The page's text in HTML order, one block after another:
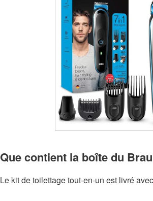
Que contient la boîte du
Le kit de toilettage tout-en-un est livré